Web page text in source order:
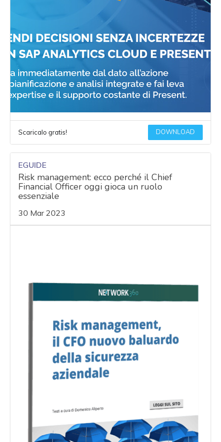
Scaricalo gratis! DOWNLOAD
EGUIDE
Risk management: ecco perché il Chief
Financial Officer oggi gioca un ruolo
essenziale
30 Mar 2023